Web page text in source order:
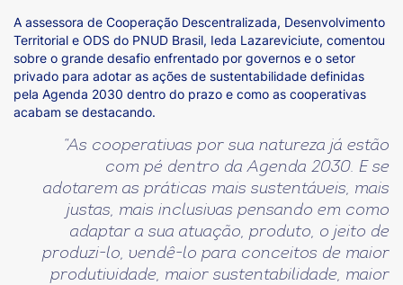
A assessora de Cooperação Descentralizada, Desenvolvimento
Territorial e ODS do PNUD Brasil, Ieda Lazareviciute, comentou
sobre o grande desafio enfrentado por governos e o setor
privado para adotar as ações de sustentabilidade definidas
pela Agenda 2030 dentro do prazo e como as cooperativas
acabam se destacando.
“As cooperativas por sua natureza já estão
com pé dentro da Agenda 2030. E se
adotarem as práticas mais sustentáveis, mais
justas, mais inclusivas pensando em como
adaptar a sua atuação, produto, o jeito de
produzi-lo, vendê-lo para conceitos de maior
produtividade, maior sustentabilidade, maior